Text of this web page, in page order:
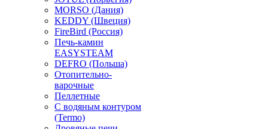
MORSO (Дания)
KEDDY (Швеция)
FireBird (Россия)
Печь-камин
EASYSTEAM
DEFRO (Польша)
Отопительно-
варочные
Пеллетные
С водяным контуром
(Termo)